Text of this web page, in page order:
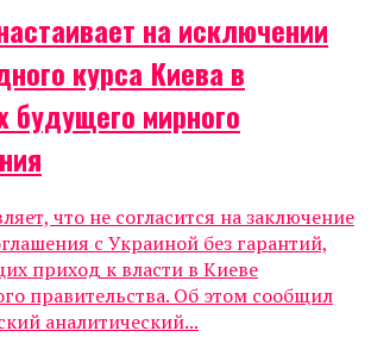
на исключении
курса Киева в
будущего мирного
что не согласится на заключение
с Украиной без гарантий,
приход к власти в Киеве
правительства. Об этом сообщил
аналитический...